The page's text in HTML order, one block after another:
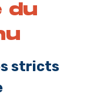
du
stricts